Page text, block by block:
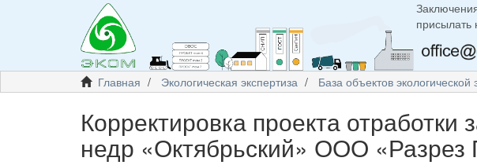
присылать
Главная Экологическая экспертиза База объектов
Корректировка проекта отработки
недр «Октябрьский» ООО «Разрез